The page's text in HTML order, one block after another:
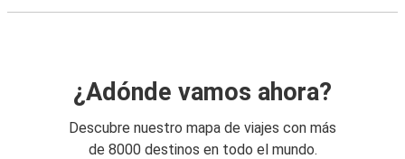
¿Adónde vamos ahora?
Descubre nuestro mapa de viajes con más
de 8000 destinos en todo el mundo.